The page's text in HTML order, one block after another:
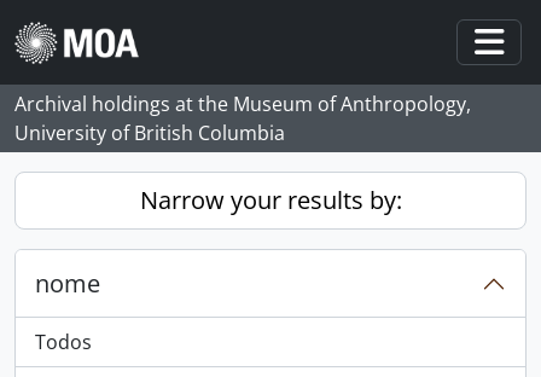
Skip to main content
Archival holdings at the Museum of Anthropology,
University of British Columbia
Narrow your results by:
nome
Todos